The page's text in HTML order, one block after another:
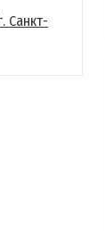
Санкт-